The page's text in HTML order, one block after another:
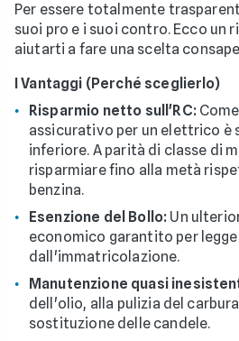
Per essere totalmente
suoi pro e i suoi contro. Ecco un
aiutarti a fare una scelta
I Vantaggi (Perché sceglierlo)
Risparmio netto sull'RC:
assicurativo per un elettrico è
inferiore. A parità di classe di
risparmiare fino alla metà
benzina.
Esenzione del Bollo: Un
economico garantito per legge
dall'immatricolazione.
Manutenzione quasi
dell'olio, alla pulizia del
sostituzione delle candele.